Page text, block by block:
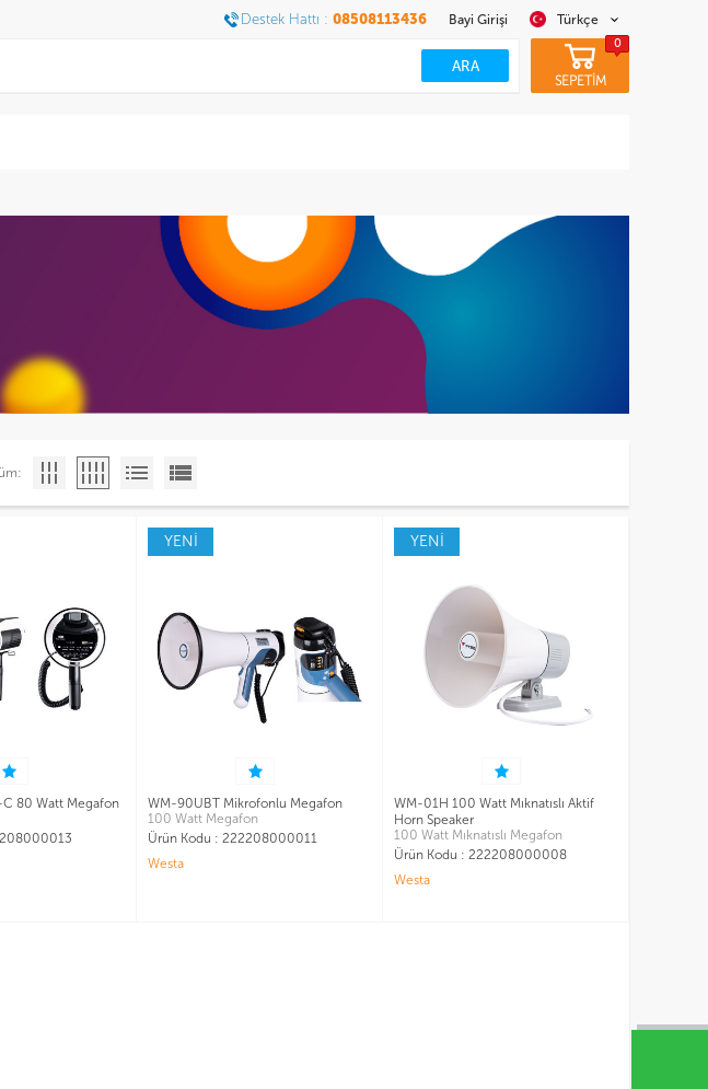
Türkçe
Bayi Girişi
Destek Hattı : 08508113436
SEPETİM
0
80 Watt Megafon
YENİ
WM-90UBT Mikrofonlu Megafon
100 Watt Megafon
Ürün Kodu : 222208000011
Westa
YENİ
WM-01H 100 Watt Mıknatıslı Aktif
Horn Speaker
100 Watt Mıknatıslı Megafon
Ürün Kodu : 222208000008
Westa